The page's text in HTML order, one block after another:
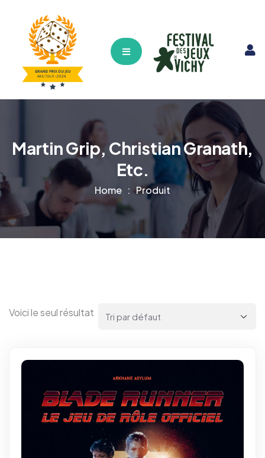
Hamburger Toggle Menu
Martin Grip, Christian Granath,
Etc.
Home Produit
Voici le seul résultat